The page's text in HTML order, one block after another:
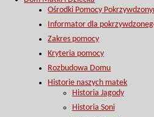
Ośrodki Pomocy
Informator dla
Zakres pomocy
Kryteria pomocy
Rozbudowa Domu
Historie naszych matek
Historia Jagody
Historia Soni